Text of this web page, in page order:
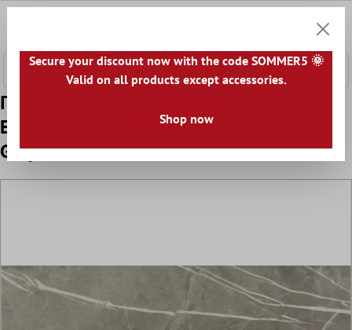
Πρότυπο Πλακάκια Δαπέδου Astara
Eμφάνιση Φυσικής Πέτρας Αμεμπτος
Grey 30x60cm
Secure your discount now with the code SOMMER5 🌞
Valid on all products except accessories.
Shop now